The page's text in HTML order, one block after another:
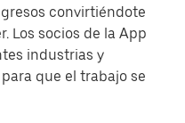
convirtiéndote
Los socios de la App
industrias y
que el trabajo se